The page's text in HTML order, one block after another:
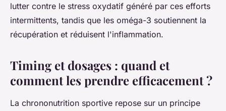
lutter contre le stress oxydatif généré par ces efforts
intermittents, tandis que les oméga-3 soutiennent la
récupération et réduisent l'inflammation.
Timing et dosages : quand et
comment les prendre efficacement ?
La chrononutrition sportive repose sur un principe